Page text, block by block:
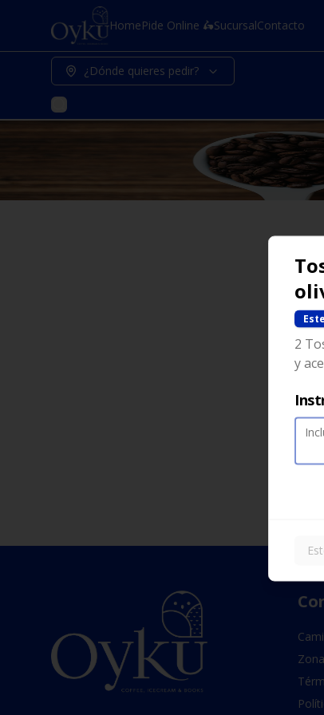
HomePide Online 🛵SucursalContacto
¿Dónde quieres pedir?
2
y